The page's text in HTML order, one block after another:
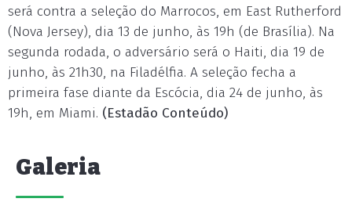
será contra a seleção do Marrocos, em East Rutherford
(Nova Jersey), dia 13 de junho, às 19h (de Brasília). Na
segunda rodada, o adversário será o Haiti, dia 19 de
junho, às 21h30, na Filadélfia. A seleção fecha a
primeira fase diante da Escócia, dia 24 de junho, às
19h, em Miami. (Estadão Conteúdo)
Galeria